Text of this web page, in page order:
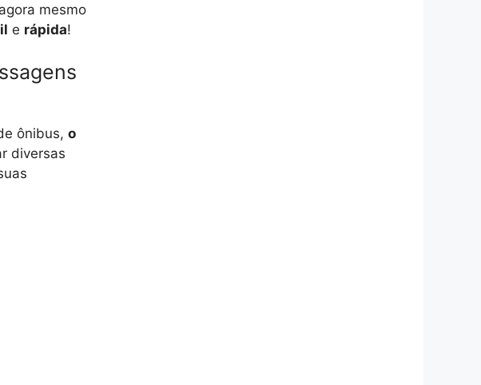
mesmo
e rápida!
ônibus, o
diversas